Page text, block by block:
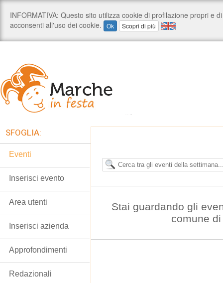
Stai guardando gli
comune
SFOGLIA:
Eventi
Inserisci evento
Area utenti
Inserisci azienda
Approfondimenti
Redazionali